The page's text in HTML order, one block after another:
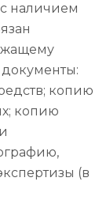
наличием
копию
копию
(в